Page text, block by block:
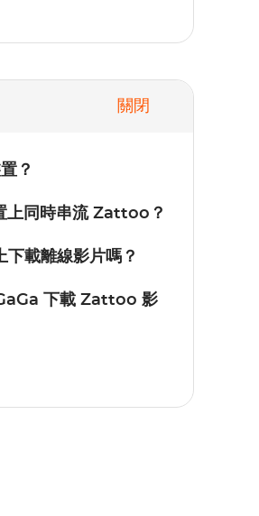
關閉
？
上同時串流 Zattoo？
載離線影片嗎？
下載 Zattoo 影